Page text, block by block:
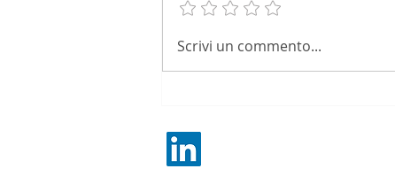
Iva omessa, reato estinto
con il debito rateizzato
Scrivi un commento...